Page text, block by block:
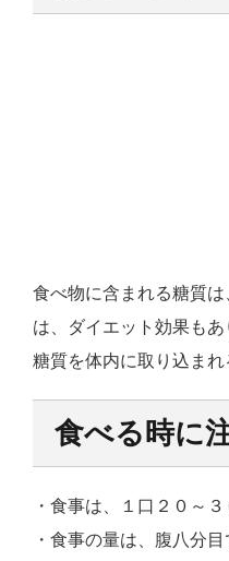
食べ物に含まれる糖質
は、ダイエット効果もあ
糖質を体内に取り込ま
食べる時に
・食事は、１口２０～
・食事の量は、腹八分